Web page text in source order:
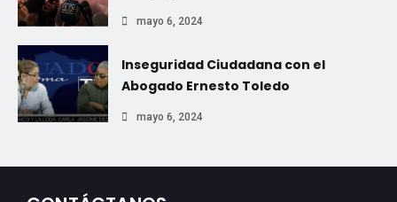
mayo 6, 2024
Inseguridad Ciudadana con el
Abogado Ernesto Toledo
mayo 6, 2024